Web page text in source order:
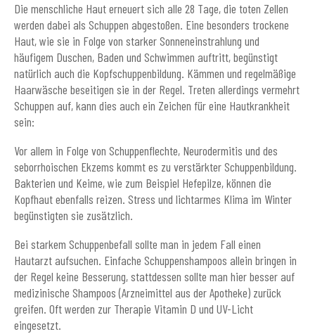
Die menschliche Haut erneuert sich alle 28 Tage, die toten Zellen
werden dabei als Schuppen abgestoßen. Eine besonders trockene
Haut, wie sie in Folge von starker Sonneneinstrahlung und
häufigem Duschen, Baden und Schwimmen auftritt, begünstigt
natürlich auch die Kopfschuppenbildung. Kämmen und regelmäßige
Haarwäsche beseitigen sie in der Regel. Treten allerdings vermehrt
Schuppen auf, kann dies auch ein Zeichen für eine Hautkrankheit
sein:
Vor allem in Folge von Schuppenflechte, Neurodermitis und des
seborrhoischen Ekzems kommt es zu verstärkter Schuppenbildung.
Bakterien und Keime, wie zum Beispiel Hefepilze, können die
Kopfhaut ebenfalls reizen. Stress und lichtarmes Klima im Winter
begünstigten sie zusätzlich.
Bei starkem Schuppenbefall sollte man in jedem Fall einen
Hautarzt aufsuchen. Einfache Schuppenshampoos allein bringen in
der Regel keine Besserung, stattdessen sollte man hier besser auf
medizinische Shampoos (Arzneimittel aus der Apotheke) zurück
greifen. Oft werden zur Therapie Vitamin D und UV-Licht
eingesetzt.